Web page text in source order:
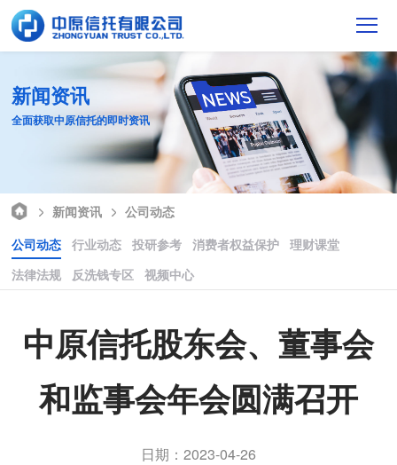
新闻资讯
全面获取中原信托的即时资讯
新闻资讯
公司动态
公司动态
行业动态 投研参考 消费者权益保护
理财课堂
法律法规
反洗钱专区 视频中心
中原信托股东会、董事会
和监事会年会圆满召开
日期：2023-04-26